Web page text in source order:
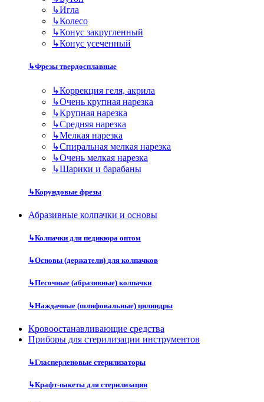
↳Игла
↳Колесо
↳Конус закругленный
↳Конус усеченный
↳Фрезы твердосплавные
↳Коррекция геля, акрила
↳Очень крупная нарезка
↳Крупная нарезка
↳Средняя нарезка
↳Мелкая нарезка
↳Спиральная мелкая нарезка
↳Очень мелкая нарезка
↳Шарики и барабаны
↳Корундовые фрезы
Абразивные колпачки и основы
↳Колпачки для педикюра оптом
↳Основы (держатели) для колпачков
↳Песочные (абразивные) колпачки
↳Наждачные (шлифовальные) цилиндры
Кровоостанавливающие средства
Приборы для стерилизации инструментов
↳Гласперленовые стерилизаторы
↳Крафт-пакеты для стерилизации